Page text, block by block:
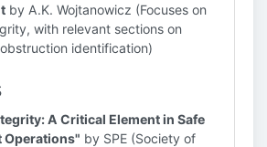
by A.K. Wojtanowicz (Focuses on
with relevant sections on
identification)
A Critical Element in Safe
Operations" by SPE (Society of